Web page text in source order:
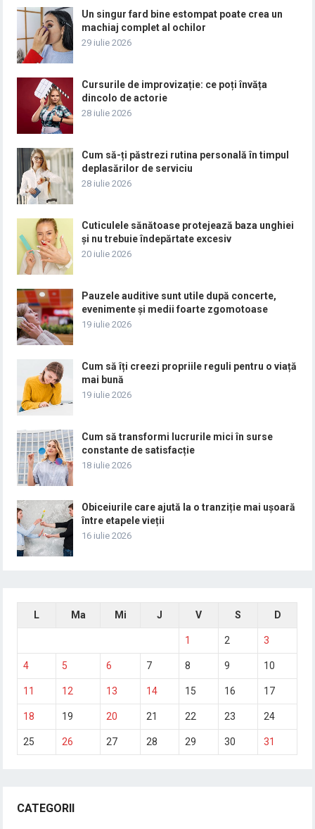
Un singur fard bine estompat poate crea un
machiaj complet al ochilor
29 iulie 2026
Cursurile de improvizație: ce poți învăța
dincolo de actorie
28 iulie 2026
Cum să-ți păstrezi rutina personală în timpul
deplasărilor de serviciu
28 iulie 2026
Cuticulele sănătoase protejează baza unghiei
și nu trebuie îndepărtate excesiv
20 iulie 2026
Pauzele auditive sunt utile după concerte,
evenimente și medii foarte zgomotoase
19 iulie 2026
Cum să îți creezi propriile reguli pentru o viață
mai bună
19 iulie 2026
Cum să transformi lucrurile mici în surse
constante de satisfacție
18 iulie 2026
Obiceiurile care ajută la o tranziție mai ușoară
între etapele vieții
16 iulie 2026
L Ma Mi J V S D
1 2 3
4 5 6 7 8 9 10
11 12 13 14 15 16 17
18 19 20 21 22 23 24
25 26 27 28 29 30 31
CATEGORII